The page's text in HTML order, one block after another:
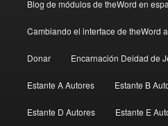
Blog de módulos de theWord en
Cambiando el interface de theWord
Donar Encarnación Deidad de
Estante A Autores Estante B
Estante D Autores Estante E